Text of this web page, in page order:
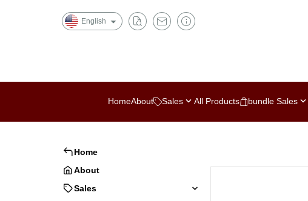
English
HomeAbout Sales All Products bundle Sales
Home
About
Sales